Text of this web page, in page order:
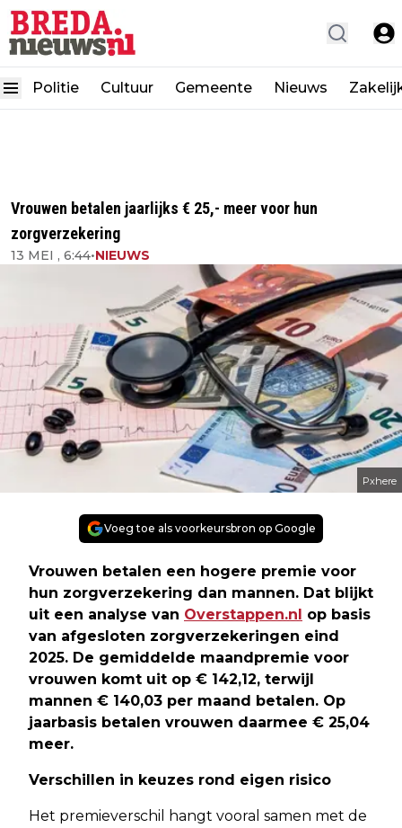
Politie Cultuur Gemeente Nieuws
Vrouwen betalen jaarlijks € 25,- meer voor hun
zorgverzekering
13 MEI , 6:44•NIEUWS
Pxhere
Voeg toe als voorkeursbron op Google
Vrouwen betalen een hogere premie voor
hun zorgverzekering dan mannen. Dat blijkt
uit een analyse van Overstappen.nl
op basis
van afgesloten zorgverzekeringen eind
2025. De gemiddelde maandpremie voor
vrouwen komt uit op € 142,12, terwijl
mannen € 140,03 per maand betalen. Op
jaarbasis betalen vrouwen daarmee € 25,04
meer.
Verschillen in keuzes rond eigen risico
Het premieverschil hangt vooral samen met de